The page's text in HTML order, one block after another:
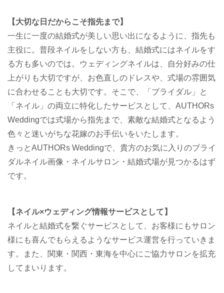
【大切な日だからこそ指先まで】
一生に一度の結婚式が美しい思い出になるように、指先も
主役に。普段ネイルをしない方も、結婚式にはネイルをす
る方も多いのでは。ウェディングネイルは、自分好みの仕
上がりも大切ですが、お色直しのドレスや、式場の雰囲気
に合わせることも大切です。そこで、「ブライダル」と
「ネイル」の両立に特化したサービスとして、AUTHORs
Weddingでは式場から指先まで、素敵な結婚式となるよう
色々と迷いがちな花嫁のお手伝いをいたします。
きっとAUTHORs Weddingで、貴方のお気に入りのブライ
ダルネイル画像・ネイルサロン・結婚式場が見つかるはず
です。
【ネイル×ウェディング情報サービスとして】
ネイルと結婚式を繋ぐサービスとして、お客様にもサロン
様にも喜んでもらえるようなサービス運営を行っていきま
す。また、関東・関西・東海を中心にご協力サロンを拡充
してまいります。